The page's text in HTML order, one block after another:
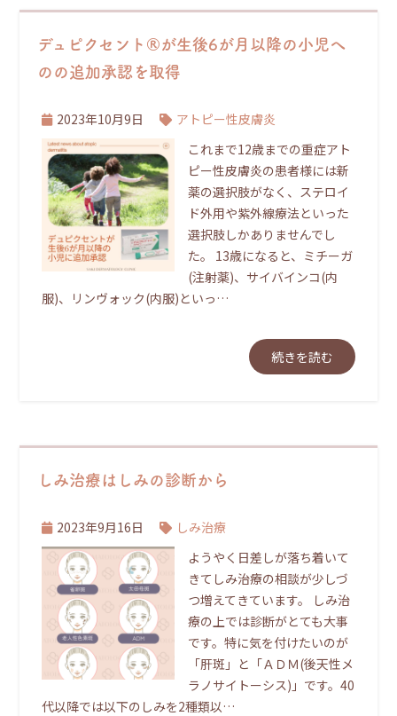
デュピクセント®が生後6が月以降の小児へ
のの追加承認を取得
2023年10月9日
アトピー性皮膚炎
これまで12歳までの重症アト
ピー性皮膚炎の患者様には新
薬の選択肢がなく、ステロイ
ド外用や紫外線療法といった
選択肢しかありませんでし
た。 13歳になると、ミチーガ
(注射薬)、サイバインコ(内
服)、リンヴォック(内服)といっ…
続きを読む
しみ治療はしみの診断から
2023年9月16日
しみ治療
ようやく日差しが落ち着いて
きてしみ治療の相談が少しづ
つ増えてきています。 しみ治
療の上では診断がとても大事
です。特に気を付けたいのが
「肝斑」と「ＡＤＭ(後天性メ
ラノサイトーシス)」です。40
代以降では以下のしみを2種類以…